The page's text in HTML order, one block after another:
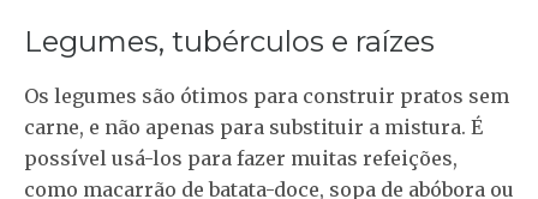
Legumes, tubérculos e raízes
Os legumes são ótimos para construir pratos sem
carne, e não apenas para substituir a mistura. É
possível usá-los para fazer muitas refeições,
como macarrão de batata-doce, sopa de abóbora ou